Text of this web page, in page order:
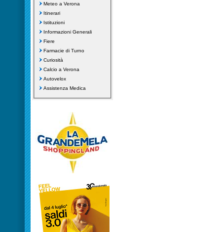
Meteo a Verona
Itinerari
Istituzioni
Informazioni Generali
Fiere
Farmacie di Turno
Curiosità
Calcio a Verona
Autovelox
Assistenza Medica